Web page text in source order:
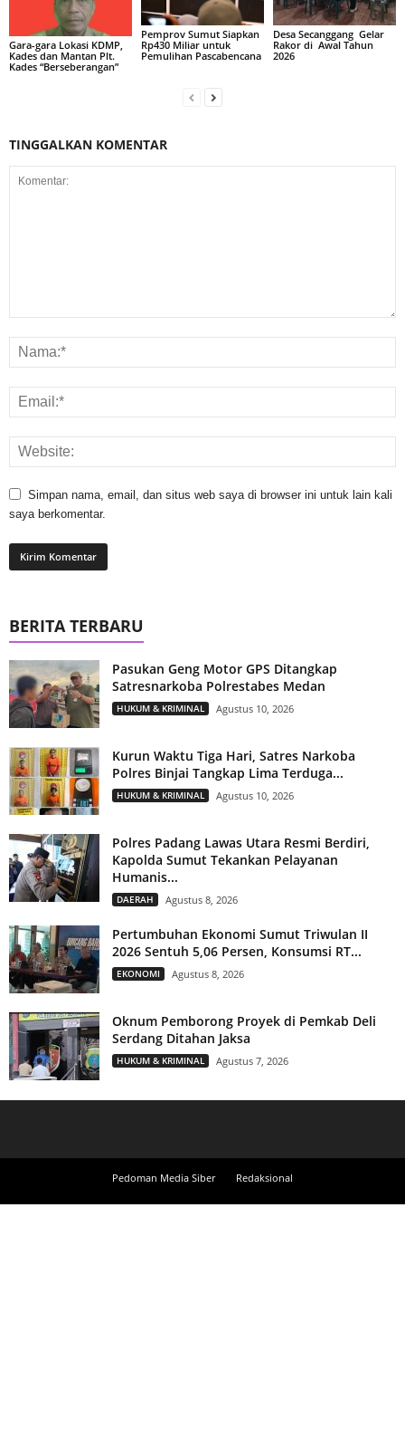
Gara-gara Lokasi KDMP,
Kades dan Mantan Plt.
Kades “Berseberangan”
Pemprov Sumut Siapkan
Rp430 Miliar untuk
Pemulihan Pascabencana
Desa Secanggang Gelar
Rakor di Awal Tahun
2026
TINGGALKAN KOMENTAR
Simpan nama, email, dan situs web saya di browser ini untuk lain kali
saya berkomentar.
BERITA TERBARU
Pasukan Geng Motor GPS Ditangkap
Satresnarkoba Polrestabes Medan
HUKUM & KRIMINAL Agustus 10, 2026
Kurun Waktu Tiga Hari, Satres Narkoba
Polres Binjai Tangkap Lima Terduga...
HUKUM & KRIMINAL Agustus 10, 2026
Polres Padang Lawas Utara Resmi Berdiri,
Kapolda Sumut Tekankan Pelayanan
Humanis...
DAERAH Agustus 8, 2026
Pertumbuhan Ekonomi Sumut Triwulan II
2026 Sentuh 5,06 Persen, Konsumsi RT...
EKONOMI Agustus 8, 2026
Oknum Pemborong Proyek di Pemkab Deli
Serdang Ditahan Jaksa
HUKUM & KRIMINAL Agustus 7, 2026
Pedoman Media Siber Redaksional